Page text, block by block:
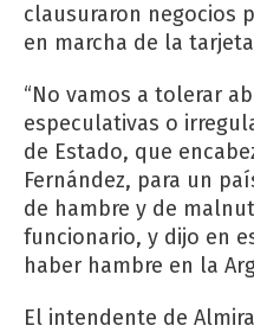
clausuraron negocios
en marcha de la
“No vamos a tolerar
especulativas o
de Estado, que
Fernández, para un
de hambre y de
funcionario, y dijo en
haber hambre en la
El intendente de